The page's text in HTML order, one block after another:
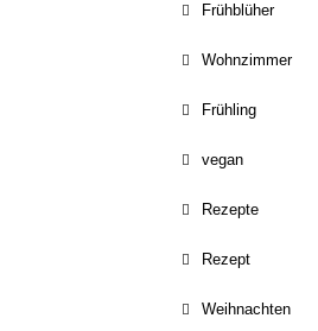
Frühblüher
Wohnzimmer
Frühling
vegan
Rezepte
Rezept
Weihnachten